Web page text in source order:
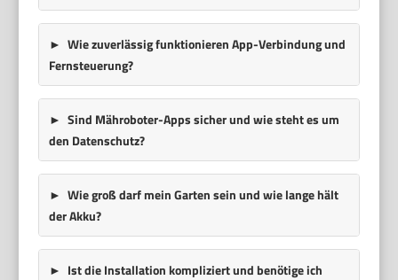
Wie zuverlässig funktionieren App-Verbindung und
Fernsteuerung?
Sind Mähroboter-Apps sicher und wie steht es um
den Datenschutz?
Wie groß darf mein Garten sein und wie lange hält
der Akku?
Ist die Installation kompliziert und benötige ich